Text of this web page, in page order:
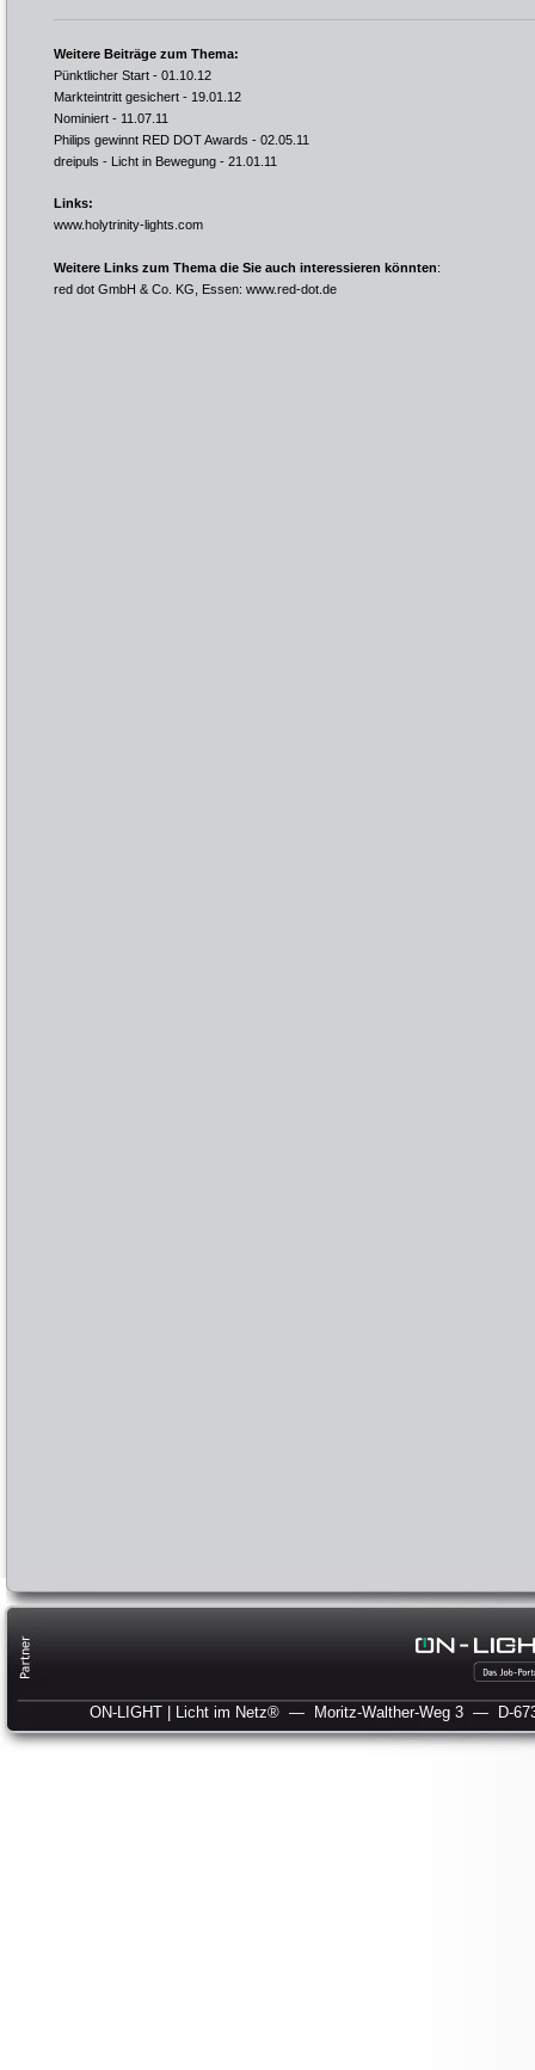
Weitere Beiträge zum Thema:
Pünktlicher Start - 01.10.12
Markteintritt gesichert - 19.01.12
Nominiert - 11.07.11
Philips gewinnt RED DOT Awards - 02.05.11
dreipuls - Licht in Bewegung - 21.01.11
Links:
www.holytrinity-lights.com
Weitere Links zum Thema die Sie auch interessieren könnten:
red dot GmbH & Co. KG, Essen: www.red-dot.de
ON-LIGHT | Licht im Netz® — Moritz-Walther-Weg 3 — D-